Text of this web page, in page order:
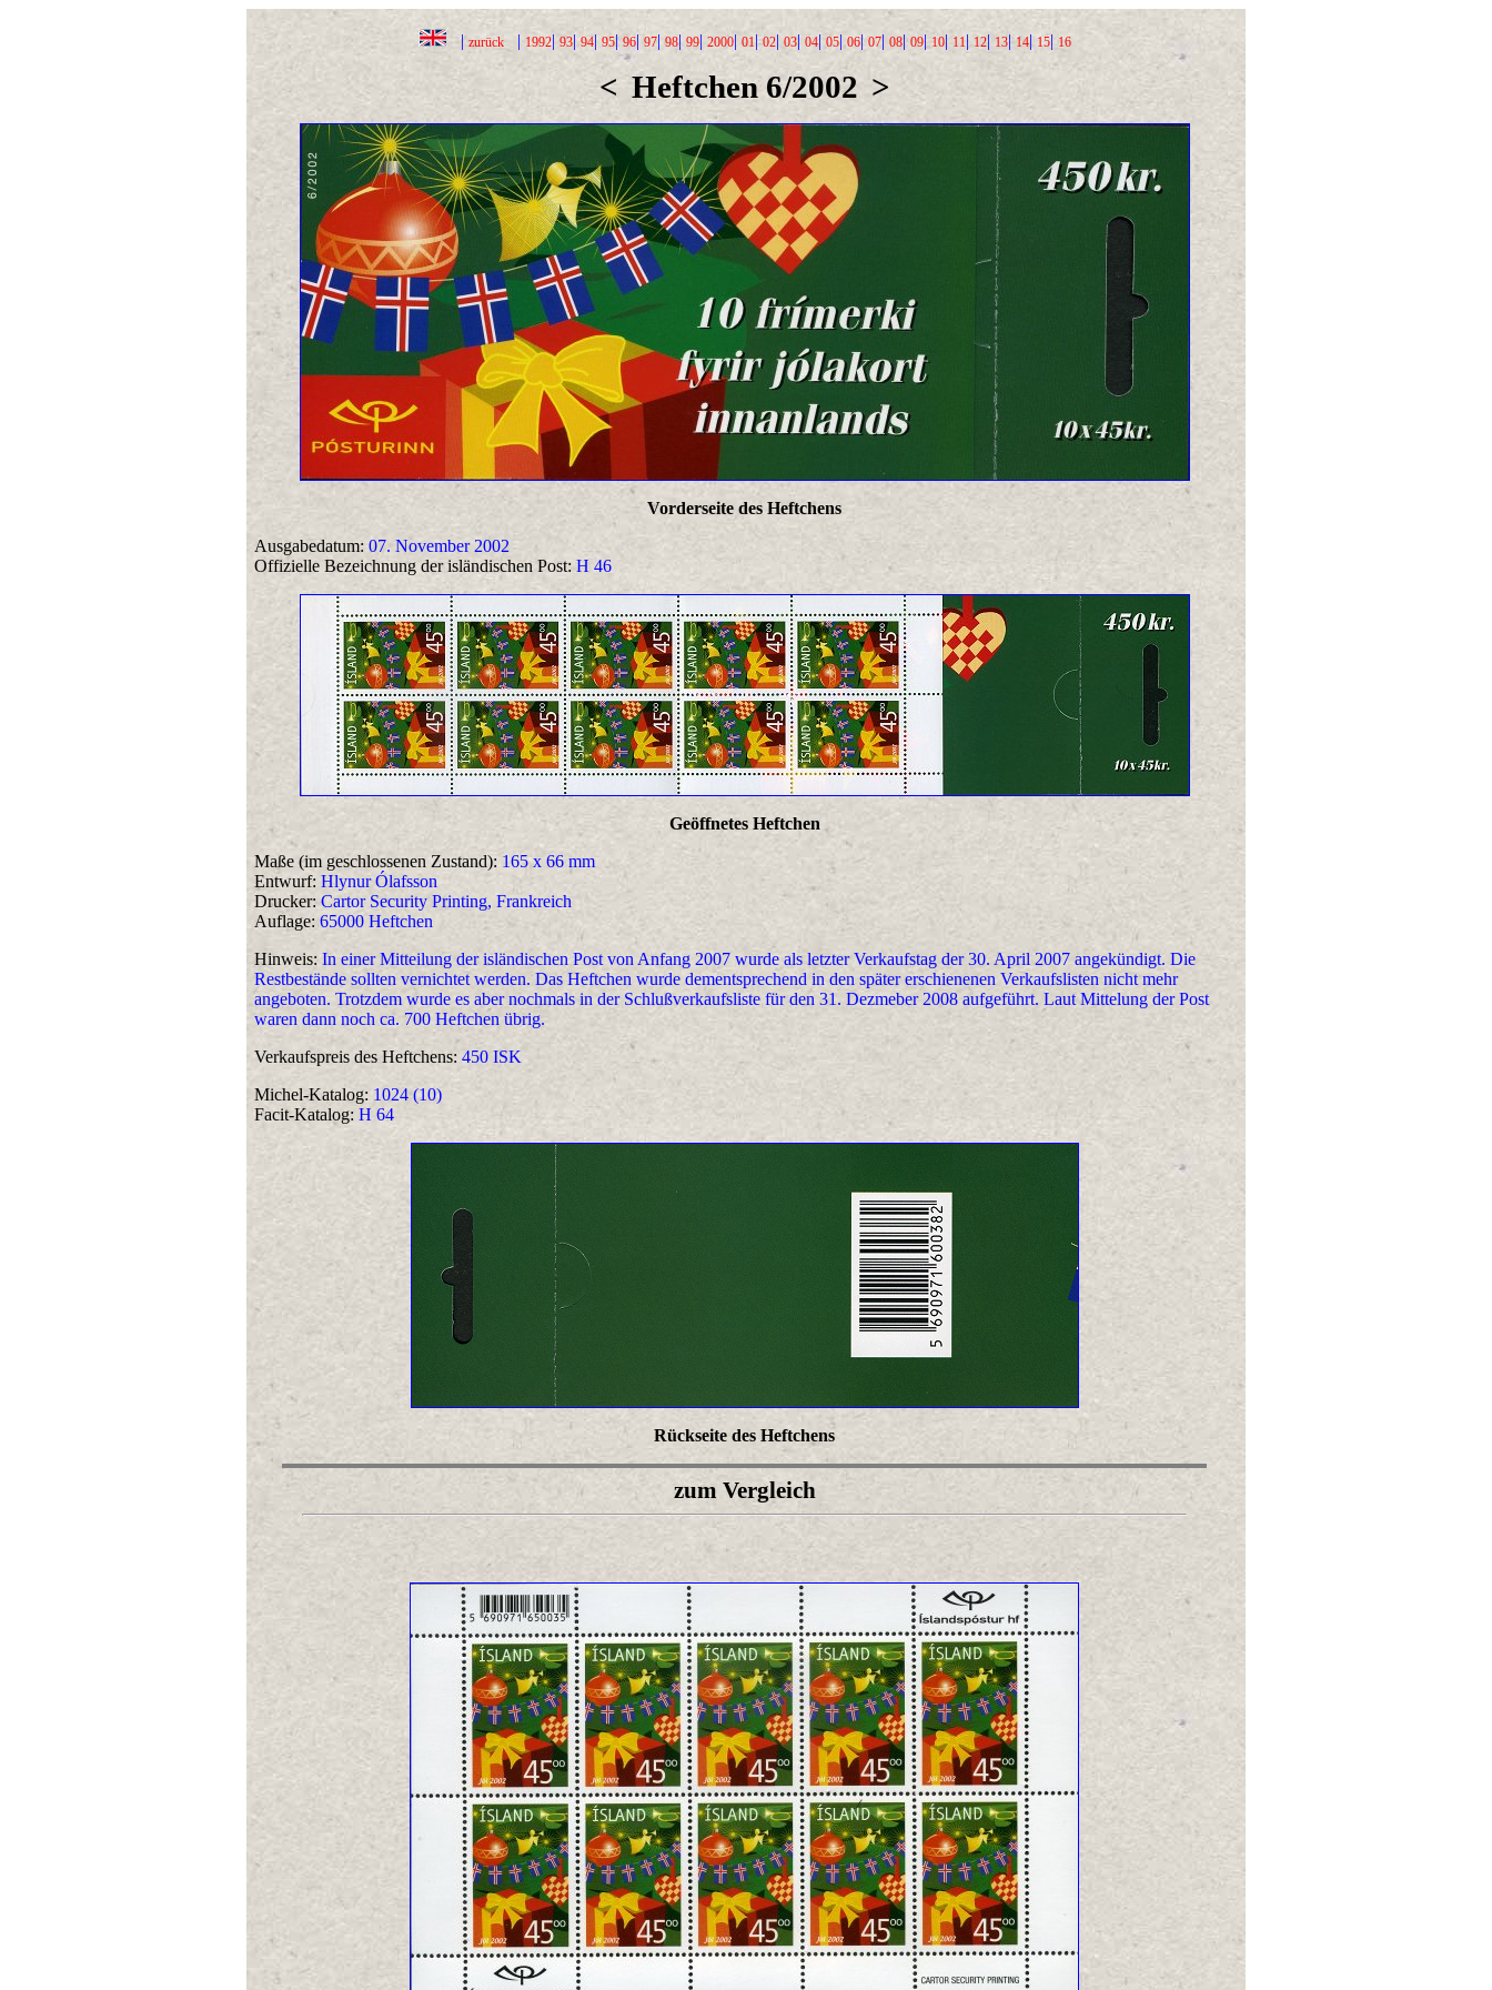
| zurück| 1992| 93|94| 95| 96| 97|98| 99| 2000| 01|02| 03| 04| 05|06| 07| 08|09| 10| 11| 12| 13| 14| 15| 16
< Heftchen 6/2002 >
Vorderseite des Heftchens
Ausgabedatum: 07. November 2002
Offizielle Bezeichnung der isländischen Post: H 46
Geöffnetes Heftchen
Maße (im geschlossenen Zustand): 165 x 66 mm
Entwurf: Hlynur Ólafsson
Drucker:Cartor Security Printing, Frankreich
Auflage: 65000 Heftchen
Hinweis: In einer Mitteilung der isländischen Post von Anfang 2007 wurde als letzter Verkaufstag der 30. April 2007 angekündigt. Die
Restbestände sollten vernichtet werden. Das Heftchen wurde dementsprechend in den später erschienenen Verkaufslisten nicht mehr
angeboten. Trotzdem wurde es aber nochmals in der Schlußverkaufsliste für den 31. Dezmeber 2008 aufgeführt. Laut Mittelung der Post
waren dann noch ca. 700 Heftchen übrig.
Verkaufspreis des Heftchens: 450 ISK
Michel-Katalog: 1024 (10)
Facit-Katalog: H 64
Rückseite des Heftchens
zum Vergleich